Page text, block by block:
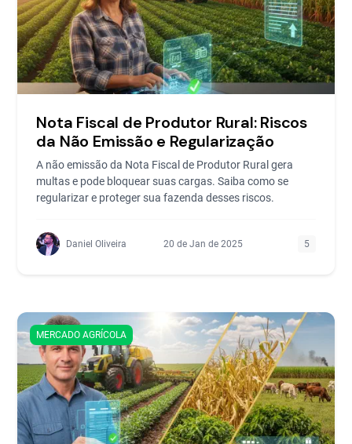
Nota Fiscal de Produtor Rural: Riscos
da Não Emissão e Regularização
A não emissão da Nota Fiscal de Produtor Rural gera
multas e pode bloquear suas cargas. Saiba como se
regularizar e proteger sua fazenda desses riscos.
Daniel Oliveira 20 de Jan de 2025 5
MERCADO AGRÍCOLA